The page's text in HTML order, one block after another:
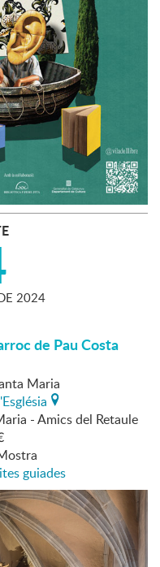
2024
de Pau Costa
Maria
- Amics del Retaule
guiades